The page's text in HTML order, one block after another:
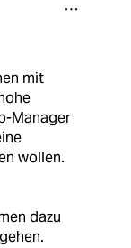
mit
Manager
wollen.
dazu